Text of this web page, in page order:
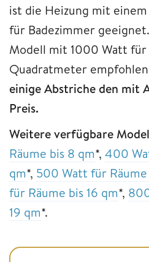
ist die Heizung mit einem
für Badezimmer
Modell mit 1000 Watt für
Quadratmeter
einige Abstriche den mit
Preis.
Weitere verfügbare
Räume bis 8 qm*, 400
qm*, 500 Watt für Räume
für Räume bis 16 qm*,
19 qm*.